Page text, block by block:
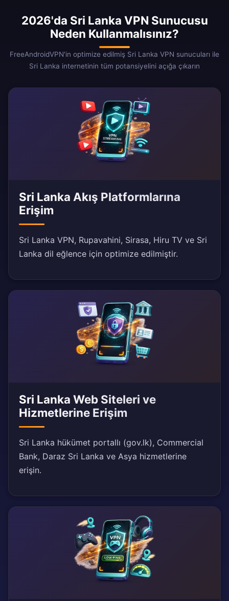
2026'da Sri Lanka VPN Sunucusu
Neden Kullanmalısınız?
FreeAndroidVPN'in optimize edilmiş Sri Lanka VPN sunucuları ile
Sri Lanka internetinin tüm potansiyelini açığa çıkarın
Sri Lanka Akış Platformlarına
Erişim
Sri Lanka VPN, Rupavahini, Sirasa, Hiru TV ve Sri
Lanka dil eğlence için optimize edilmiştir.
Sri Lanka Web Siteleri ve
Hizmetlerine Erişim
Sri Lanka hükümet portallı (gov.lk), Commercial
Bank, Daraz Sri Lanka ve Asya hizmetlerine
erişin.